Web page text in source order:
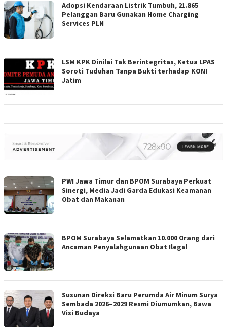
Adopsi Kendaraan Listrik Tumbuh, 21.865
Pelanggan Baru Gunakan Home Charging
Services PLN
LSM KPK Dinilai Tak Berintegritas, Ketua LPAS
Soroti Tuduhan Tanpa Bukti terhadap KONI
Jatim
PWI Jawa Timur dan BPOM Surabaya Perkuat
Sinergi, Media Jadi Garda Edukasi Keamanan
Obat dan Makanan
BPOM Surabaya Selamatkan 10.000 Orang dari
Ancaman Penyalahgunaan Obat Ilegal
Susunan Direksi Baru Perumda Air Minum Surya
Sembada 2026–2029 Resmi Diumumkan, Bawa
Visi Budaya